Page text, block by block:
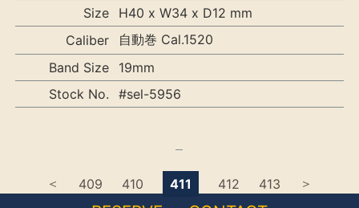
Size
H40 x W34 x D12 mm
Caliber
自動巻 Cal.1520
Band Size
19mm
Stock No.
#sel-5956
＜ 409 410 411 412 413 ＞